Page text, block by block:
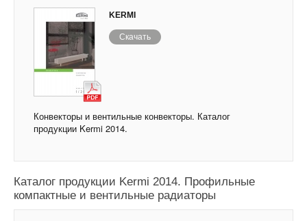
KERMI
Скачать
Конвекторы и вентильные конвекторы. Каталог
продукции Kermi 2014.
Каталог продукции Kermi 2014. Профильные
компактные и вентильные радиаторы